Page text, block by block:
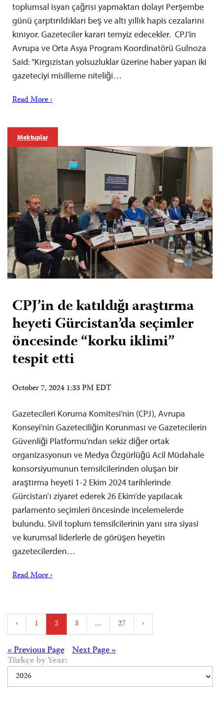
toplumsal isyan çağrısı yapmaktan dolayı Perşembe
günü çarptırıldıkları beş ve altı yıllık hapis cezalarını
kınıyor. Gazeteciler kararı temyiz edecekler. CPJ’in
Avrupa ve Orta Asya Program Koordinatörü Gulnoza
Said: “Kırgızistan yolsuzluklar üzerine haber yapan iki
gazeteciyi misilleme niteliği…
Read More ›
Mektuplar
CPJ’in de katıldığı araştırma
heyeti Gürcistan’da seçimler
öncesinde “korku iklimi”
tespit etti
October 7, 2024 1:33 PM EDT
Gazetecileri Koruma Komitesi’nin (CPJ), Avrupa
Konseyi’nin Gazeteciliğin Korunması ve Gazetecilerin
Güvenliği Platformu’ndan sekiz diğer ortak
organizasyonun ve Medya Özgürlüğü Acil Müdahale
konsorsiyumunun temsilcilerinden oluşan bir
araştırma heyeti 1-2 Ekim 2024 tarihlerinde
Gürcistan’ı ziyaret ederek 26 Ekim’de yapılacak
parlamento seçimleri öncesinde incelemelerde
bulundu. Sivil toplum temsilcilerinin yanı sıra siyasi
ve kurumsal liderlerle de görüşen heyetin
gazetecilerden…
Read More ›
Posts
pagination
‹ 1 2 3 … 27 ›
Posts
navigation
Next Page »
« Previous Page
Türkçe by Year: